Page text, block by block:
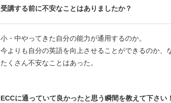
受講する前に不安なことはありましたか？
小・中やってきた自分の能力が通用するのか。
今よりも自分の英語を向上させることができるのか、
たくさん不安なことはあった。
ECCに通っていて良かったと思う瞬間を教えて下さい！